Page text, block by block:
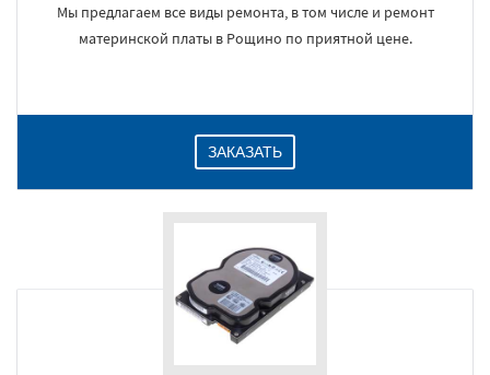
Мы предлагаем все виды ремонта, в том числе и ремонт
материнской платы в Рощино по приятной цене.
ЗАКАЗАТЬ